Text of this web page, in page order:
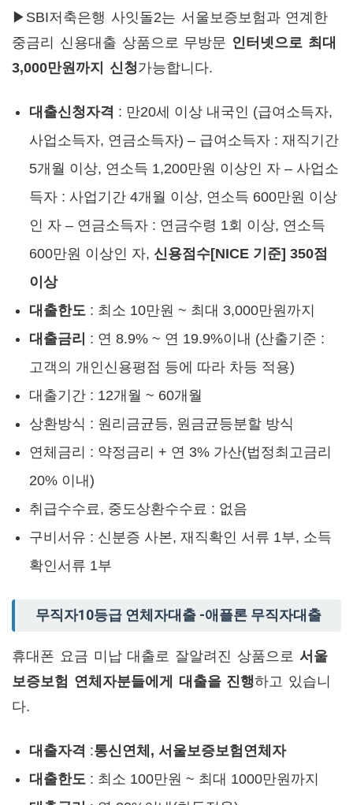
▶SBI저축은행 사잇돌2는 서울보증보험과 연계한
중금리 신용대출 상품으로 무방문 인터넷으로 최대
3,000만원까지 신청가능합니다.
대출신청자격 : 만20세 이상 내국인 (급여소득자,
사업소득자, 연금소득자) – 급여소득자 : 재직기간
5개월 이상, 연소득 1,200만원 이상인 자 – 사업소
득자 : 사업기간 4개월 이상, 연소득 600만원 이상
인 자 – 연금소득자 : 연금수령 1회 이상, 연소득
600만원 이상인 자, 신용점수[NICE 기준] 350점
이상
대출한도: 최소 10만원 ~ 최대 3,000만원까지
대출금리 : 연 8.9% ~ 연 19.9%이내 (산출기준 :
고객의 개인신용평점 등에 따라 차등 적용)
대출기간 : 12개월 ~ 60개월
상환방식 : 원리금균등, 원금균등분할 방식
연체금리 : 약정금리 + 연 3% 가산(법정최고금리
20% 이내)
취급수수료, 중도상환수수료 : 없음
구비서유 : 신분증 사본, 재직확인 서류 1부, 소득
확인서류 1부
무직자10등급 연체자대출 -애플론 무직자대출
휴대폰 요금 미납 대출로 잘알려진 상품으로 서울
보증보험 연체자분들에게 대출을 진행하고 있습니
다.
대출자격 :통신연체, 서울보증보험연체자
대출한도 : 최소 100만원 ~ 최대 1000만원까지